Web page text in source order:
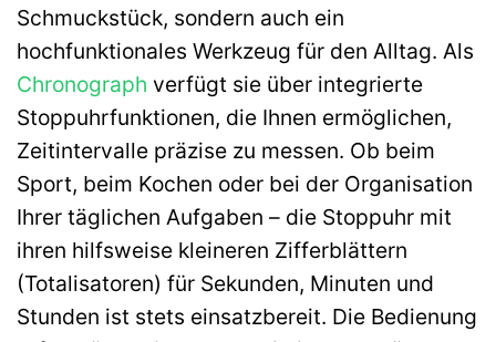
Schmuckstück, sondern auch ein
hochfunktionales Werkzeug für den Alltag. Als
Chronograph verfügt sie über integrierte
Stoppuhrfunktionen, die Ihnen ermöglichen,
Zeitintervalle präzise zu messen. Ob beim
Sport, beim Kochen oder bei der Organisation
Ihrer täglichen Aufgaben – die Stoppuhr mit
ihren hilfsweise kleineren Zifferblättern
(Totalisatoren) für Sekunden, Minuten und
Stunden ist stets einsatzbereit. Die Bedienung